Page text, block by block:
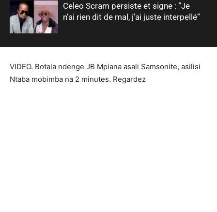
Celeo Scram persiste et signe : “Je
n’ai rien dit de mal, j’ai juste interpellé”
VIDEO. Botala ndenge JB Mpiana asali Samsonite, asilisi
Ntaba mobimba na 2 minutes. Regardez